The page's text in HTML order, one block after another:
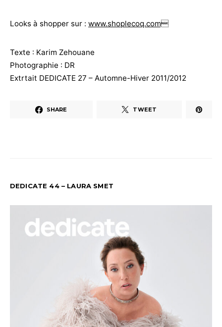
Looks à shopper sur : www.shoplecoq.com
Texte : Karim Zehouane
Photographie : DR
Extrtait DEDICATE 27 – Automne-Hiver 2011/2012
SHARE TWEET
DEDICATE 44 – LAURA SMET